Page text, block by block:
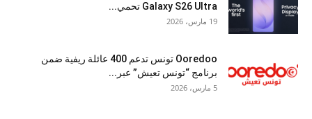
Galaxy S26 Ultra تحمي...
19 مارس، 2026
Ooredoo تونس تدعم 400 عائلة ريفية ضمن
برنامج “تونس تعيش” عبر...
5 مارس، 2026